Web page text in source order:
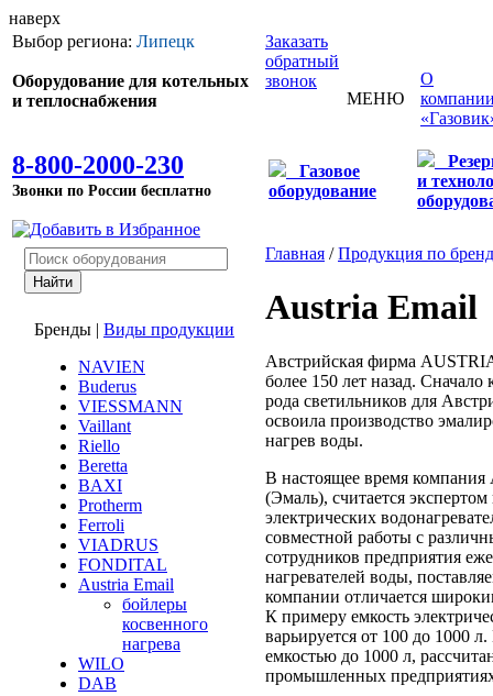
наверх
Выбор региона: Липецк
Оборудование для котельных
и теплоснабжения
8-800-2000-230
Звонки по России бесплатно
Заказать
обратный
звонок
МЕНЮ
О
Газовое
оборудование
и
Бренды | Виды продукции
NAVIEN
Buderus
VIESSMANN
Vaillant
Riello
Beretta
BAXI
Protherm
Ferroli
VIADRUS
FONDITAL
Austria Email
бойлеры
косвенного
нагрева
WILO
DAB
Главная /Продукция по
Austria Email
Австрийская фирма
более 150 лет назад.
рода светильников для
освоила производство
нагрев воды.
В настоящее время
(Эмаль), считается
электрических
совместной работы с
сотрудников предприятия
нагревателей воды,
компании отличается
К примеру емкость
варьируется от 100 до 1000
емкостью до 1000 л,
промышленных